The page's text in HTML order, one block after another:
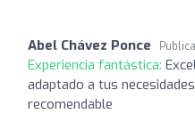
Abel Chávez Ponce
Experiencia fantástica:
adaptado a tus
recomendable